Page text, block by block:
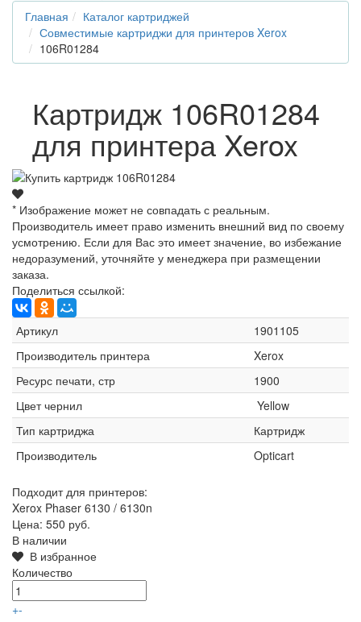
Главная
Каталог картриджей
Совместимые картриджи для принтеров Xerox
106R01284
Картридж 106R01284
для принтера Xerox
* Изображение может не совпадать с реальным.
Производитель имеет право изменить внешний вид по своему
усмотрению. Если для Вас это имеет значение, во избежание
недоразумений, уточняйте у менеджера при размещении
заказа.
Поделиться ссылкой:
Артикул
1901105
Производитель принтера
Xerox
Ресурс печати, стр
1900
Цвет чернил
Yellow
Тип картриджа
Картридж
Производитель
Opticart
Подходит для принтеров:
Xerox Phaser 6130 / 6130n
Цена: 550 руб.
В наличии
В избранное
Количество
+-